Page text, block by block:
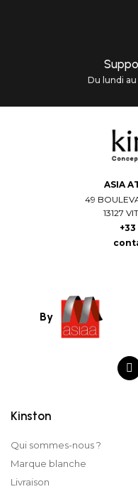
Du lundi au
ASIA
49
13127
By
Kinston
Qui sommes-nous ?
Marque blanche
Livraison